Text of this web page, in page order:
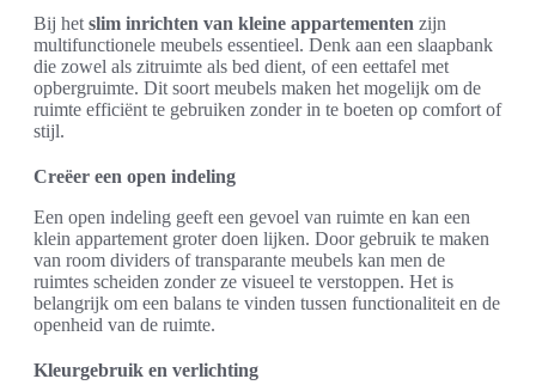
Bij het slim inrichten van kleine appartementen zijn
multifunctionele meubels essentieel. Denk aan een slaapbank
die zowel als zitruimte als bed dient, of een eettafel met
opbergruimte. Dit soort meubels maken het mogelijk om de
ruimte efficiënt te gebruiken zonder in te boeten op comfort of
stijl.
Creëer een open indeling
Een open indeling geeft een gevoel van ruimte en kan een
klein appartement groter doen lijken. Door gebruik te maken
van room dividers of transparante meubels kan men de
ruimtes scheiden zonder ze visueel te verstoppen. Het is
belangrijk om een balans te vinden tussen functionaliteit en de
openheid van de ruimte.
Kleurgebruik en verlichting